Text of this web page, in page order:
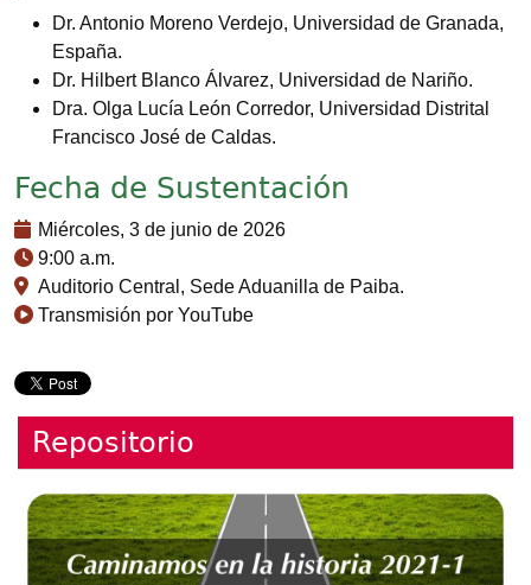
Dr. Antonio Moreno Verdejo, Universidad de Granada,
España.
Dr. Hilbert Blanco Álvarez, Universidad de Nariño.
Dra. Olga Lucía León Corredor, Universidad Distrital
Francisco José de Caldas.
Fecha de Sustentación
Miércoles, 3 de junio de 2026
9:00 a.m.
Auditorio Central, Sede Aduanilla de Paiba.
Transmisión por YouTube
Repositorio